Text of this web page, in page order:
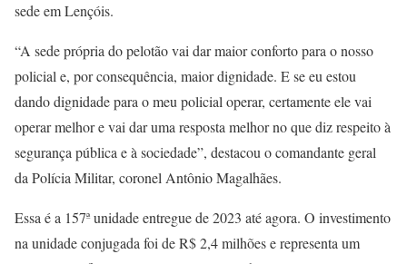
sede em Lençóis.
“A sede própria do pelotão vai dar maior conforto para o nosso
policial e, por consequência, maior dignidade. E se eu estou
dando dignidade para o meu policial operar, certamente ele vai
operar melhor e vai dar uma resposta melhor no que diz respeito à
segurança pública e à sociedade”, destacou o comandante geral
da Polícia Militar, coronel Antônio Magalhães.
Essa é a 157ª unidade entregue de 2023 até agora. O investimento
na unidade conjugada foi de R$ 2,4 milhões e representa um